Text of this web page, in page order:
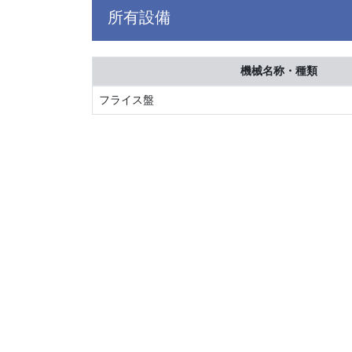
所有設備
機械名称・種類
フライス盤